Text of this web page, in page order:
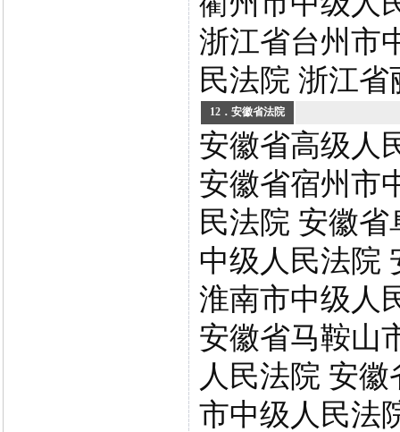
浙江省台州市
民法院 浙江
12．安徽省法院
安徽省高级人
安徽省宿州市
民法院 安徽
中级人民法院
淮南市中级人
安徽省马鞍山
人民法院 安
市中级人民法